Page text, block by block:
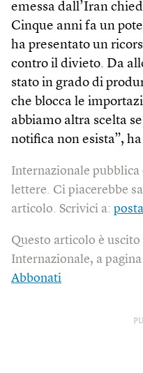
emessa dall’Iran
Cinque anni fa un
ha presentato un
contro il divieto. Da
stato in grado di
che blocca le
abbiamo altra scelta
notifica non esista”,
Internazionale
lettere. Ci piacerebbe
articolo. Scrivici a:
Questo articolo è uscito
Internazionale, a pagina
Abbonati